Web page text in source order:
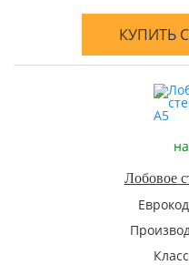
КУПИТЬ
Лобовое